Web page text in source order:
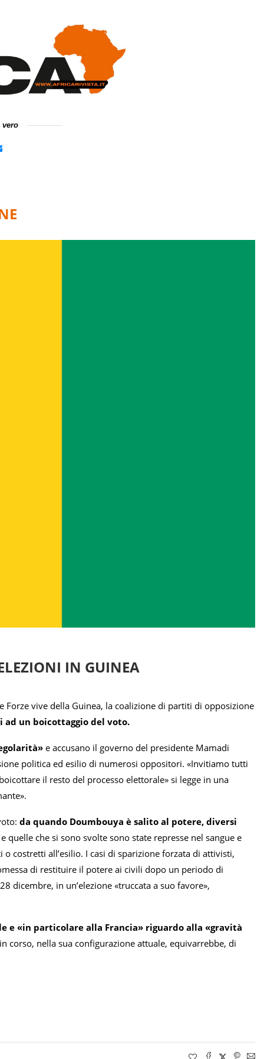
vero
IN GUINEA
vive della Guinea, la coalizione di partiti di opposizione
un boicottaggio del voto.
e accusano il governo del presidente Mamadi
politica ed esilio di numerosi oppositori. «Invitiamo tutti
il resto del processo elettorale» si legge in una
da quando Doumbouya è salito al potere, diversi
e quelle che si sono svolte sono state represse nel sangue e
costretti all’esilio. I casi di sparizione forzata di attivisti,
di restituire il potere ai civili dopo un periodo di
dicembre, in un’elezione «truccata a suo favore»,
e «in particolare alla Francia» riguardo alla «gravità
corso, nella sua configurazione attuale, equivarrebbe, di